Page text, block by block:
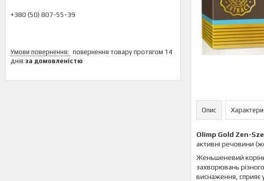
+380 (50) 807-55-39
повернення товару протягом 14
днів за домовленістю
Опис
Olimp Gold Zen-
активні речовини
Женьшеневий корінь
захворювань
виснаження, сприяє